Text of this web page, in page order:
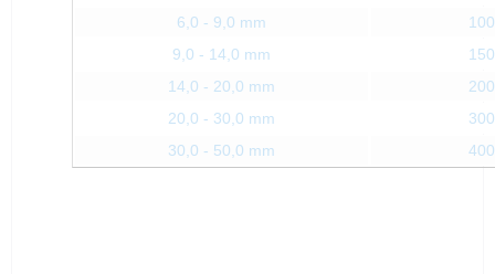
6,0 - 9,0 mm
9,0 - 14,0 mm
14,0 - 20,0 mm
20,0 - 30,0 mm
30,0 - 50,0 mm